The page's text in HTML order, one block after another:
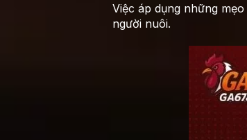
Việc áp dụng những
người nuôi.